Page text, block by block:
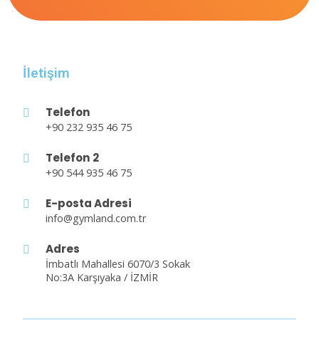
İletişim
Telefon
+90 232 935 46 75
Telefon 2
+90 544 935 46 75
E-posta Adresi
info@gymland.com.tr
Adres
İmbatlı Mahallesi 6070/3 Sokak
No:3A Karşıyaka / İZMİR